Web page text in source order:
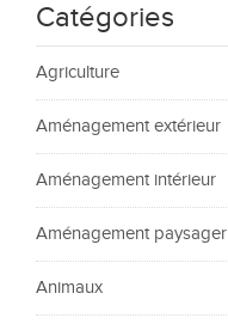
Catégories
Agriculture
Aménagement extérieur
Aménagement intérieur
Aménagement paysager
Animaux